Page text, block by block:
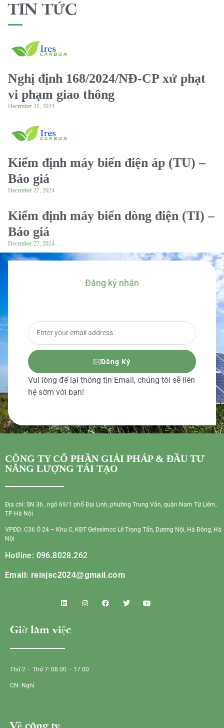
TIN TỨC
Nghị định 168/2024/NĐ-CP xử phạt
vi phạm giao thông
December 31, 2024
Kiểm định máy biến điện áp (TU) –
Báo giá
December 27, 2024
Kiểm định máy biến dòng điện (TI) –
Báo giá
December 27, 2024
Đăng ký nhận
Đăng Ký
Vui lòng để lại thông tin Email, chúng tôi sẽ liên
hệ sớm với bạn!
CÔNG TY CỔ PHẦN GIẢI PHÁP & ĐẦU TƯ
NĂNG LƯỢNG TÁI TẠO
Địa chỉ: SN 36 , ngõ 69/1 phố Đại Linh, phường Trung Văn, quận Nam Từ Liêm,
TP Hà Nội
VPĐD: C36 Ô 24 – Khu C, KĐT Geleximco Lê Trọng Tấn, Dương Nội, Hà Đông, Hà
Nội
Hotline: 096.8028.262
Email: reisjsc2024@gmail.com
Giờ làm việc
Thứ 2 – Thứ 7: 08.00 – 17.00
CN: Nghỉ